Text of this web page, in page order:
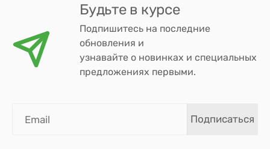
Будьте в курсе
Подпишитесь на последние
обновления и
узнавайте о новинках и специальных
предложениях первыми.
Подписаться